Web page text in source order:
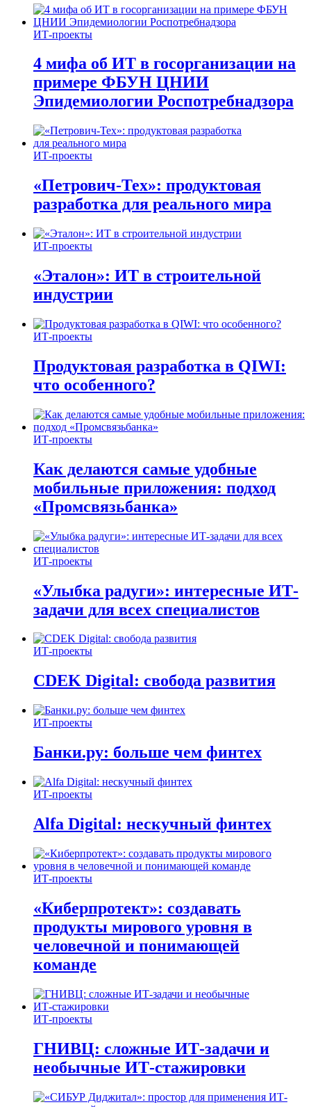
ИТ-проекты
4 мифа об ИТ в госорганизации на
примере ФБУН ЦНИИ
Эпидемиологии Роспотребнадзора
ИТ-проекты
«Петрович-Тех»: продуктовая
разработка для реального мира
ИТ-проекты
«Эталон»: ИТ в строительной
индустрии
ИТ-проекты
Продуктовая разработка в QIWI:
что особенного?
ИТ-проекты
Как делаются самые удобные
мобильные приложения: подход
«Промсвязьбанка»
ИТ-проекты
«Улыбка радуги»: интересные ИТ-
задачи для всех специалистов
ИТ-проекты
CDEK Digital: свобода развития
ИТ-проекты
Банки.ру: больше чем финтех
ИТ-проекты
Alfa Digital: нескучный финтех
ИТ-проекты
«Киберпротект»: создавать
продукты мирового уровня в
человечной и понимающей
команде
ИТ-проекты
ГНИВЦ: сложные ИТ‑задачи и
необычные ИТ‑стажировки